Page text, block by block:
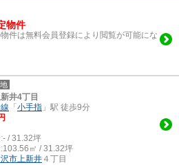
物件
件は無料会員登録により閲覧が可能にな
井4丁目
「 小手指 」駅 徒歩9分
- / 31.32坪
103.56㎡ / 31.32坪
市上新井 ４丁目